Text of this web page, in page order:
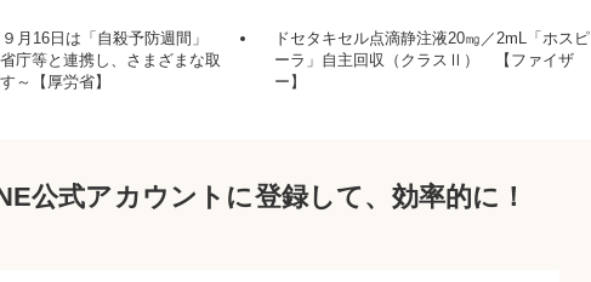
月16日は「自殺予防週間」
庁等と連携し、さまざまな取
～【厚労省】
ドセタキセル点滴静注液20㎎／2mL「ホスピ
ーラ」自主回収（クラスⅡ） 【ファイザ
ー】
公式アカウントに登録して、効率的に！